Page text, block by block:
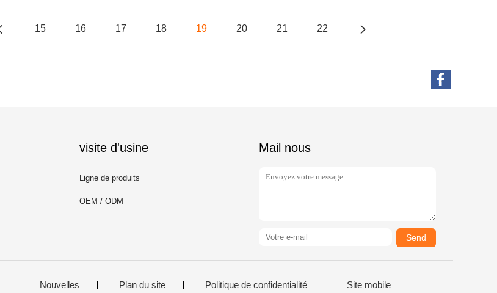
15 16 17 18 19 20 21 22
visite d'usine
Ligne de produits
OEM / ODM
Mail nous
Send
Nouvelles Plan du site Politique de confidentialité Site mobile